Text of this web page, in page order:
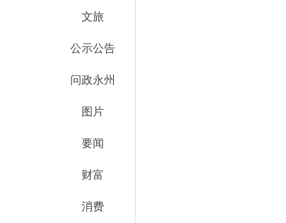
文旅
公示公告
问政永州
图片
要闻
财富
消费